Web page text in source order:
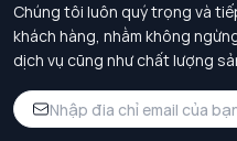
Chúng tôi luôn quý trọng và
khách hàng, nhằm không
dịch vụ cũng như chất lượng